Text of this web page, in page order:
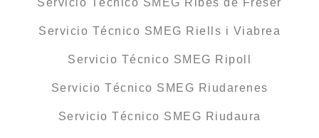
Servicio Técnico SMEG Ribes de Freser
Servicio Técnico SMEG Riells i Viabrea
Servicio Técnico SMEG Ripoll
Servicio Técnico SMEG Riudarenes
Servicio Técnico SMEG Riudaura